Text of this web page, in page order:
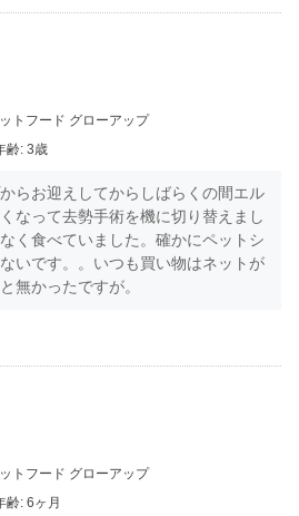
トフード グローアップ
齢: 3歳
らお迎えしてからしばらくの間エル
なって去勢手術を機に切り替えまし
く食べていました。確かにペットシ
いです。。いつも買い物はネットが
無かったですが。
トフード グローアップ
齢: 6ヶ月